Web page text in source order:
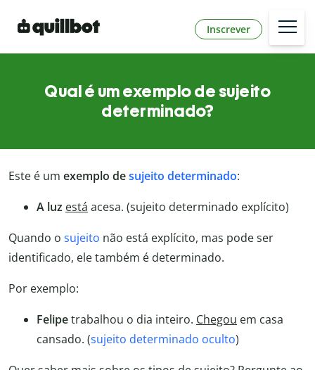
Inscrever
Qual é um exemplo de sujeito
determinado?
Este é um exemplo desujeito determinado:
A luz está acesa. (sujeito determinado explícito)
Quando o sujeito não está explícito, mas pode ser
identificado, ele também é determinado.
Por exemplo:
Felipetrabalhou o dia inteiro. Chegou em casa
cansado. (sujeito determinado oculto)